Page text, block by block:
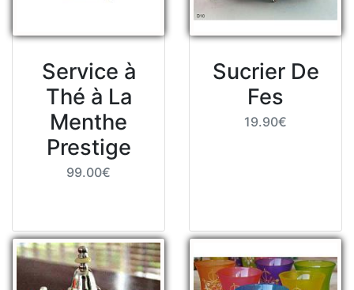
Service à
Thé à La
Menthe
Prestige
99.00€
Sucrier De
Fes
19.90€